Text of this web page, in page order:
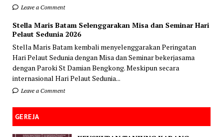
Leave a Comment
Stella Maris Batam Selenggarakan Misa dan Seminar Hari
Pelaut Sedunia 2026
Stella Maris Batam kembali menyelenggarakan Peringatan
Hari Pelaut Sedunia dengan Misa dan Seminar bekerjasama
dengan Paroki St Damian Bengkong. Meskipun secara
internasional Hari Pelaut Sedunia...
Leave a Comment
GEREJA